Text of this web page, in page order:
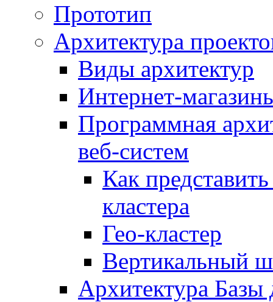
Прототип
Архитектура
Виды архитектур
Интернет-
Программная
веб-систем
Как
кластера
Гео-кластер
Вертикальный
Архитектура